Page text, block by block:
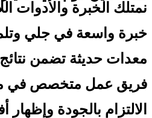
نمتلك الخبرة والأدوات
خبرة واسعة في جلي
معدات حديثة تضمن نتائج
فريق عمل متخصص في
الالتزام بالجودة